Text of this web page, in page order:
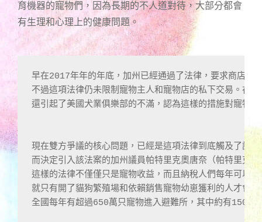
育機器的寵物們，因為長期的不人道對待，大部分都會
有生理和心理上的健康問題。
早在2017年年的年底，加州已經通過了法律，要求商店保
不過這項法律仍未限制寵物主人和寵物店的私下交易。在
還引起了美國犬業俱樂部的不滿，認為這樣的措施對寵物
現在雙方爭議的核心問題，已經是這項法律到底觸及了誰的
而決定引入該法案的加州議員帕特里克奧唐奈（帕特里克
這樣的法律不僅僅只是寵物收益，而且納稅人們每年可以
就只有開了貓狗繁殖場和依賴銷售寵物幼崽獲利的人才會
全國每年有超過650萬只寵物進入避難所，其中約有150萬